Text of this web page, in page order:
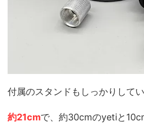
付属のスタンドもしっかりして
約21cmで、約30cmのyetiと